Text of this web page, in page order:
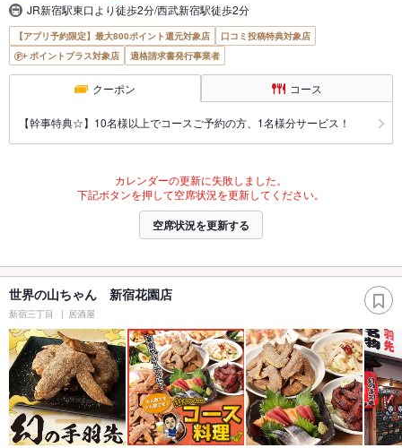
JR新宿駅東口より徒歩2分/西武新宿駅徒歩2分
【アプリ予約限定】最大800ポイント還元対象店
口コミ投稿特典対象店
ポイントプラス対象店
適格請求書発行事業者
クーポン コース
【幹事特典☆】10名様以上でコースご予約の方、1名様分サービス！
カレンダーの更新に失敗しました。
下記ボタンを押して空席状況を更新してください。
空席状況を更新する
世界の山ちゃん 新宿花園店
新宿三丁目 居酒屋